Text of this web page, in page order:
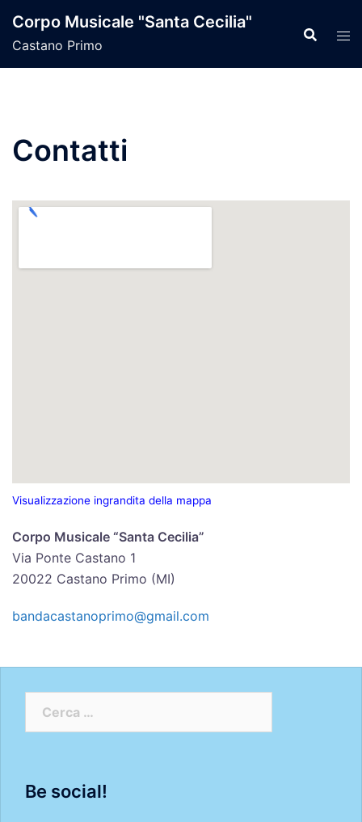
contenuto
Corpo Musicale "Santa Cecilia"
Castano Primo
Contatti
Visualizzazione ingrandita della mappa
Corpo Musicale “Santa Cecilia”
Via Ponte Castano 1
20022 Castano Primo (MI)
bandacastanoprimo@gmail.com
Be social!